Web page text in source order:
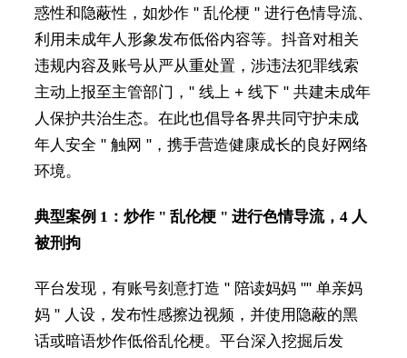
惑性和隐蔽性，如炒作 " 乱伦梗 " 进行色情导流、
利用未成年人形象发布低俗内容等。抖音对相关
违规内容及账号从严从重处置，涉违法犯罪线索
主动上报至主管部门，" 线上 + 线下 " 共建未成年
人保护共治生态。在此也倡导各界共同守护未成
年人安全 " 触网 "，携手营造健康成长的良好网络
环境。
典型案例 1：炒作 " 乱伦梗 " 进行色情导流，4 人
被刑拘
平台发现，有账号刻意打造 " 陪读妈妈 "" 单亲妈
妈 " 人设，发布性感擦边视频，并使用隐蔽的黑
话或暗语炒作低俗乱伦梗。平台深入挖掘后发